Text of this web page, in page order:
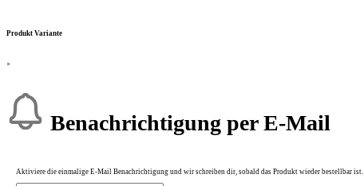
Produkt Variante
×
Benachrichtigung per E-Mail
Aktiviere die einmalige E-Mail Benachrichtigung und wir schreiben dir, sobald das Produkt wieder bestellbar ist.